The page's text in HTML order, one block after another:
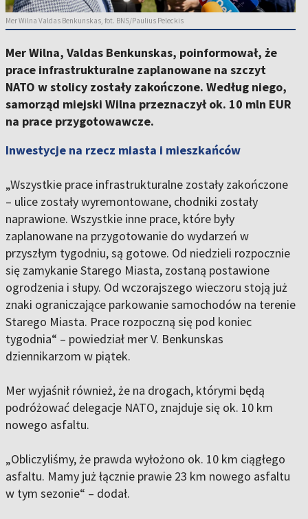
Mer Wilna Valdas Benkunskas, fot. BNS/Paulius Peleckis
Mer Wilna, Valdas Benkunskas, poinformował, że
prace infrastrukturalne zaplanowane na szczyt
NATO w stolicy zostały zakończone. Według niego,
samorząd miejski Wilna przeznaczył ok. 10 mln EUR
na prace przygotowawcze.
Inwestycje na rzecz miasta i mieszkańców
„Wszystkie prace infrastrukturalne zostały zakończone
– ulice zostały wyremontowane, chodniki zostały
naprawione. Wszystkie inne prace, które były
zaplanowane na przygotowanie do wydarzeń w
przyszłym tygodniu, są gotowe. Od niedzieli rozpocznie
się zamykanie Starego Miasta, zostaną postawione
ogrodzenia i słupy. Od wczorajszego wieczoru stoją już
znaki ograniczające parkowanie samochodów na terenie
Starego Miasta. Prace rozpoczną się pod koniec
tygodnia“ – powiedział mer V. Benkunskas
dziennikarzom w piątek.
Mer wyjaśnił również, że na drogach, którymi będą
podróżować delegacje NATO, znajduje się ok. 10 km
nowego asfaltu.
„Obliczyliśmy, że prawda wyłożono ok. 10 km ciągłego
asfaltu. Mamy już łącznie prawie 23 km nowego asfaltu
w tym sezonie“ – dodał.